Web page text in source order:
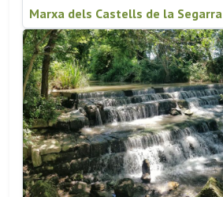
Marxa dels Castells de la Segarra